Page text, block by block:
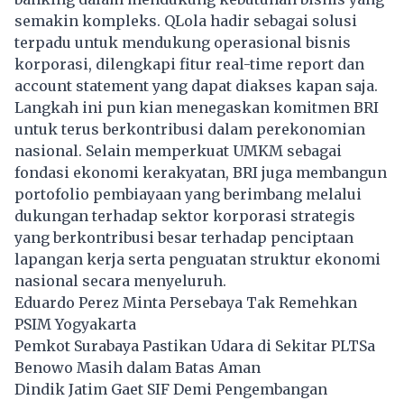
semakin kompleks. QLola hadir sebagai solusi
terpadu untuk mendukung operasional bisnis
korporasi, dilengkapi fitur real-time report dan
account statement yang dapat diakses kapan saja.
Langkah ini pun kian menegaskan komitmen BRI
untuk terus berkontribusi dalam perekonomian
nasional. Selain memperkuat UMKM sebagai
fondasi ekonomi kerakyatan, BRI juga membangun
portofolio pembiayaan yang berimbang melalui
dukungan terhadap sektor korporasi strategis
yang berkontribusi besar terhadap penciptaan
lapangan kerja serta penguatan struktur ekonomi
nasional secara menyeluruh.
Eduardo Perez Minta Persebaya Tak Remehkan
PSIM Yogyakarta
Pemkot Surabaya Pastikan Udara di Sekitar PLTSa
Benowo Masih dalam Batas Aman
Dindik Jatim Gaet SIF Demi Pengembangan